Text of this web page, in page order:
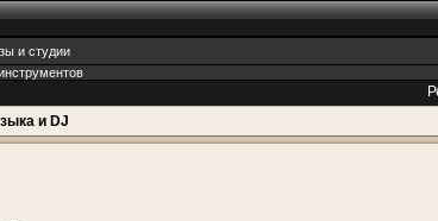
и студии
и DJ